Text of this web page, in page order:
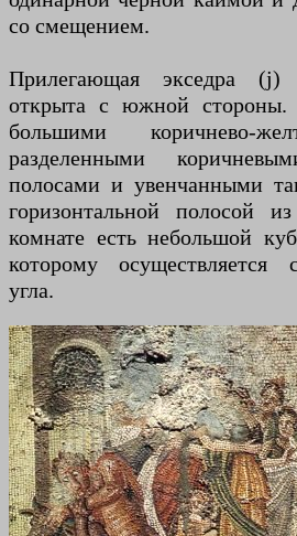
со смещением.
Прилегающая экседра (j)
открыта с южной стороны.
большими коричнево-
разделенными
полосами и увенчанными
горизонтальной полосой
комнате есть небольшой
которому осуществляется
угла.